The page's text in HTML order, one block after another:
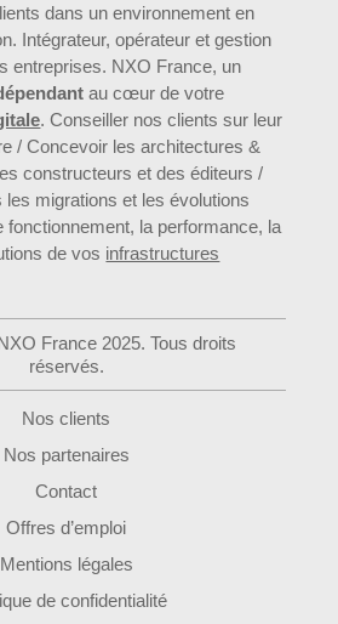
dans un environnement en
Intégrateur, opérateur et gestion
entreprises. NXO France, un
au cœur de votre
. Conseiller nos clients sur leur
/ Concevoir les architectures &
constructeurs et des éditeurs /
migrations et les évolutions
fonctionnement, la performance, la
de vos infrastructures
France 2025. Tous droits
réservés.
Nos clients
Nos partenaires
Contact
Offres d’emploi
Mentions légales
de confidentialité